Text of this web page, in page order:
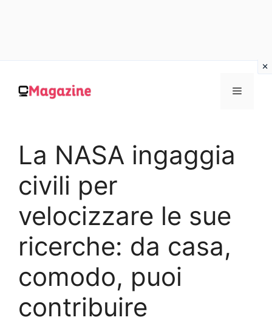
contenuto
MENU
La NASA ingaggia
civili per
velocizzare le sue
ricerche: da casa,
comodo, puoi
contribuire